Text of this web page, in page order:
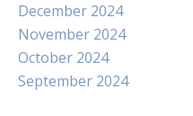
December 2024
November 2024
October 2024
September 2024